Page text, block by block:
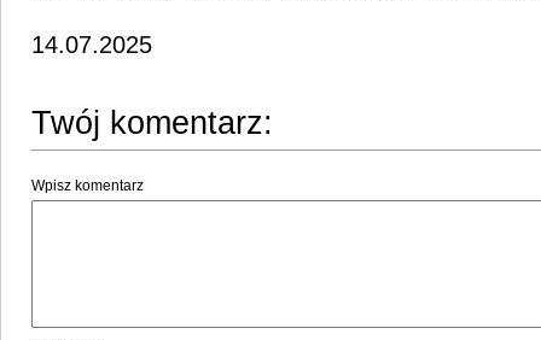
14.07.2025
Twój komentarz:
Wpisz komentarz